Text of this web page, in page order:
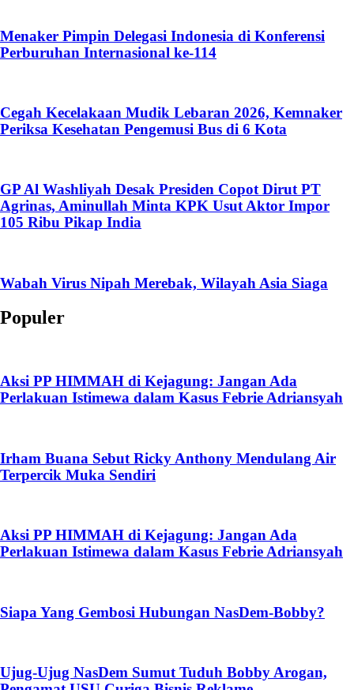
Menaker Pimpin Delegasi Indonesia di Konferensi
Perburuhan Internasional ke-114
Cegah Kecelakaan Mudik Lebaran 2026, Kemnaker
Periksa Kesehatan Pengemusi Bus di 6 Kota
GP Al Washliyah Desak Presiden Copot Dirut PT
Agrinas, Aminullah Minta KPK Usut Aktor Impor
105 Ribu Pikap India
Wabah Virus Nipah Merebak, Wilayah Asia Siaga
Populer
Aksi PP HIMMAH di Kejagung: Jangan Ada
Perlakuan Istimewa dalam Kasus Febrie Adriansyah
Irham Buana Sebut Ricky Anthony Mendulang Air
Terpercik Muka Sendiri
Aksi PP HIMMAH di Kejagung: Jangan Ada
Perlakuan Istimewa dalam Kasus Febrie Adriansyah
Siapa Yang Gembosi Hubungan NasDem-Bobby?
Ujug-Ujug NasDem Sumut Tuduh Bobby Arogan,